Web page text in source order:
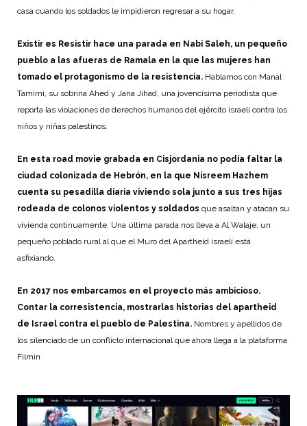
casa cuando los soldados le impidieron regresar a su hogar.
Existir es Resistir hace una parada en Nabi Saleh, un pequeño
pueblo a las afueras de Ramala en la que las mujeres han
tomado el protagonismo de la resistencia. Hablamos con Manal
Tamimi, su sobrina Ahed y Jana Jihad, una jovencísima periodista que
reporta las violaciones de derechos humanos del ejército israelí contra los
niños y niñas palestinos.
En esta road movie grabada en Cisjordania no podía faltar la
ciudad colonizada de Hebrón, en la que Nisreem Hazhem
cuenta su pesadilla diaria viviendo sola junto a sus tres hijas
rodeada de colonos violentos y soldados que asaltan y atacan su
vivienda continuamente. Una última parada nos lleva a Al Walaje, un
pequeño poblado rural al que el Muro del Apartheid israelí está
asfixiando.
En 2017 nos embarcamos en el proyecto más ambicioso.
Contar la corresistencia, mostrarlas historias del apartheid
de Israel contra el pueblo de Palestina. Nombres y apellidos de
los silenciado de un conflicto internacional que ahora llega a la plataforma
Filmin